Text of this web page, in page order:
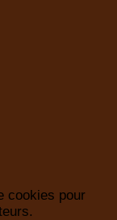
cookies pour